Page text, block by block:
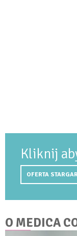
Kliknij
OFERTA
O MEDICA